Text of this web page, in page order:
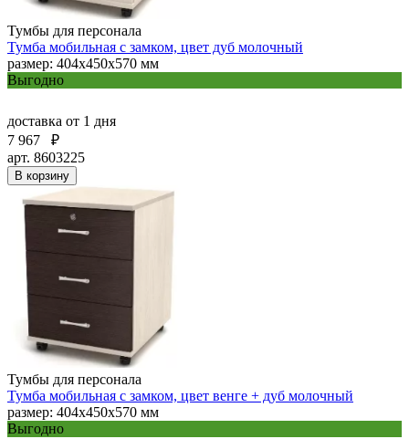
Тумбы для персонала
Тумба мобильная с замком, цвет дуб молочный
размер: 404х450х570 мм
Выгодно
доставка от 1 дня
7 967
₽
арт. 8603225
В корзину
Тумбы для персонала
Тумба мобильная с замком, цвет венге + дуб молочный
размер: 404х450х570 мм
Выгодно